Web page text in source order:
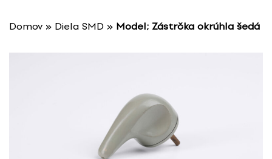
Domov » Diela SMD » Model; Zástrčka okrúhla šedá